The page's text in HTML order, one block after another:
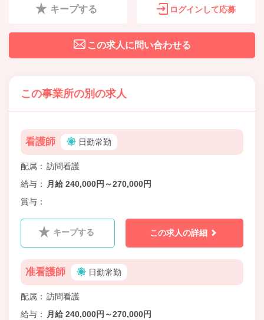
キープする ログインして応募
この求人に問い合わせる
この事業所の別の求人
看護師 日勤常勤
配属
訪問看護
給与
月給 240,000円～270,000円
賞与
キープする この求人の詳細
准看護師 日勤常勤
配属
訪問看護
給与
月給 240,000円～270,000円